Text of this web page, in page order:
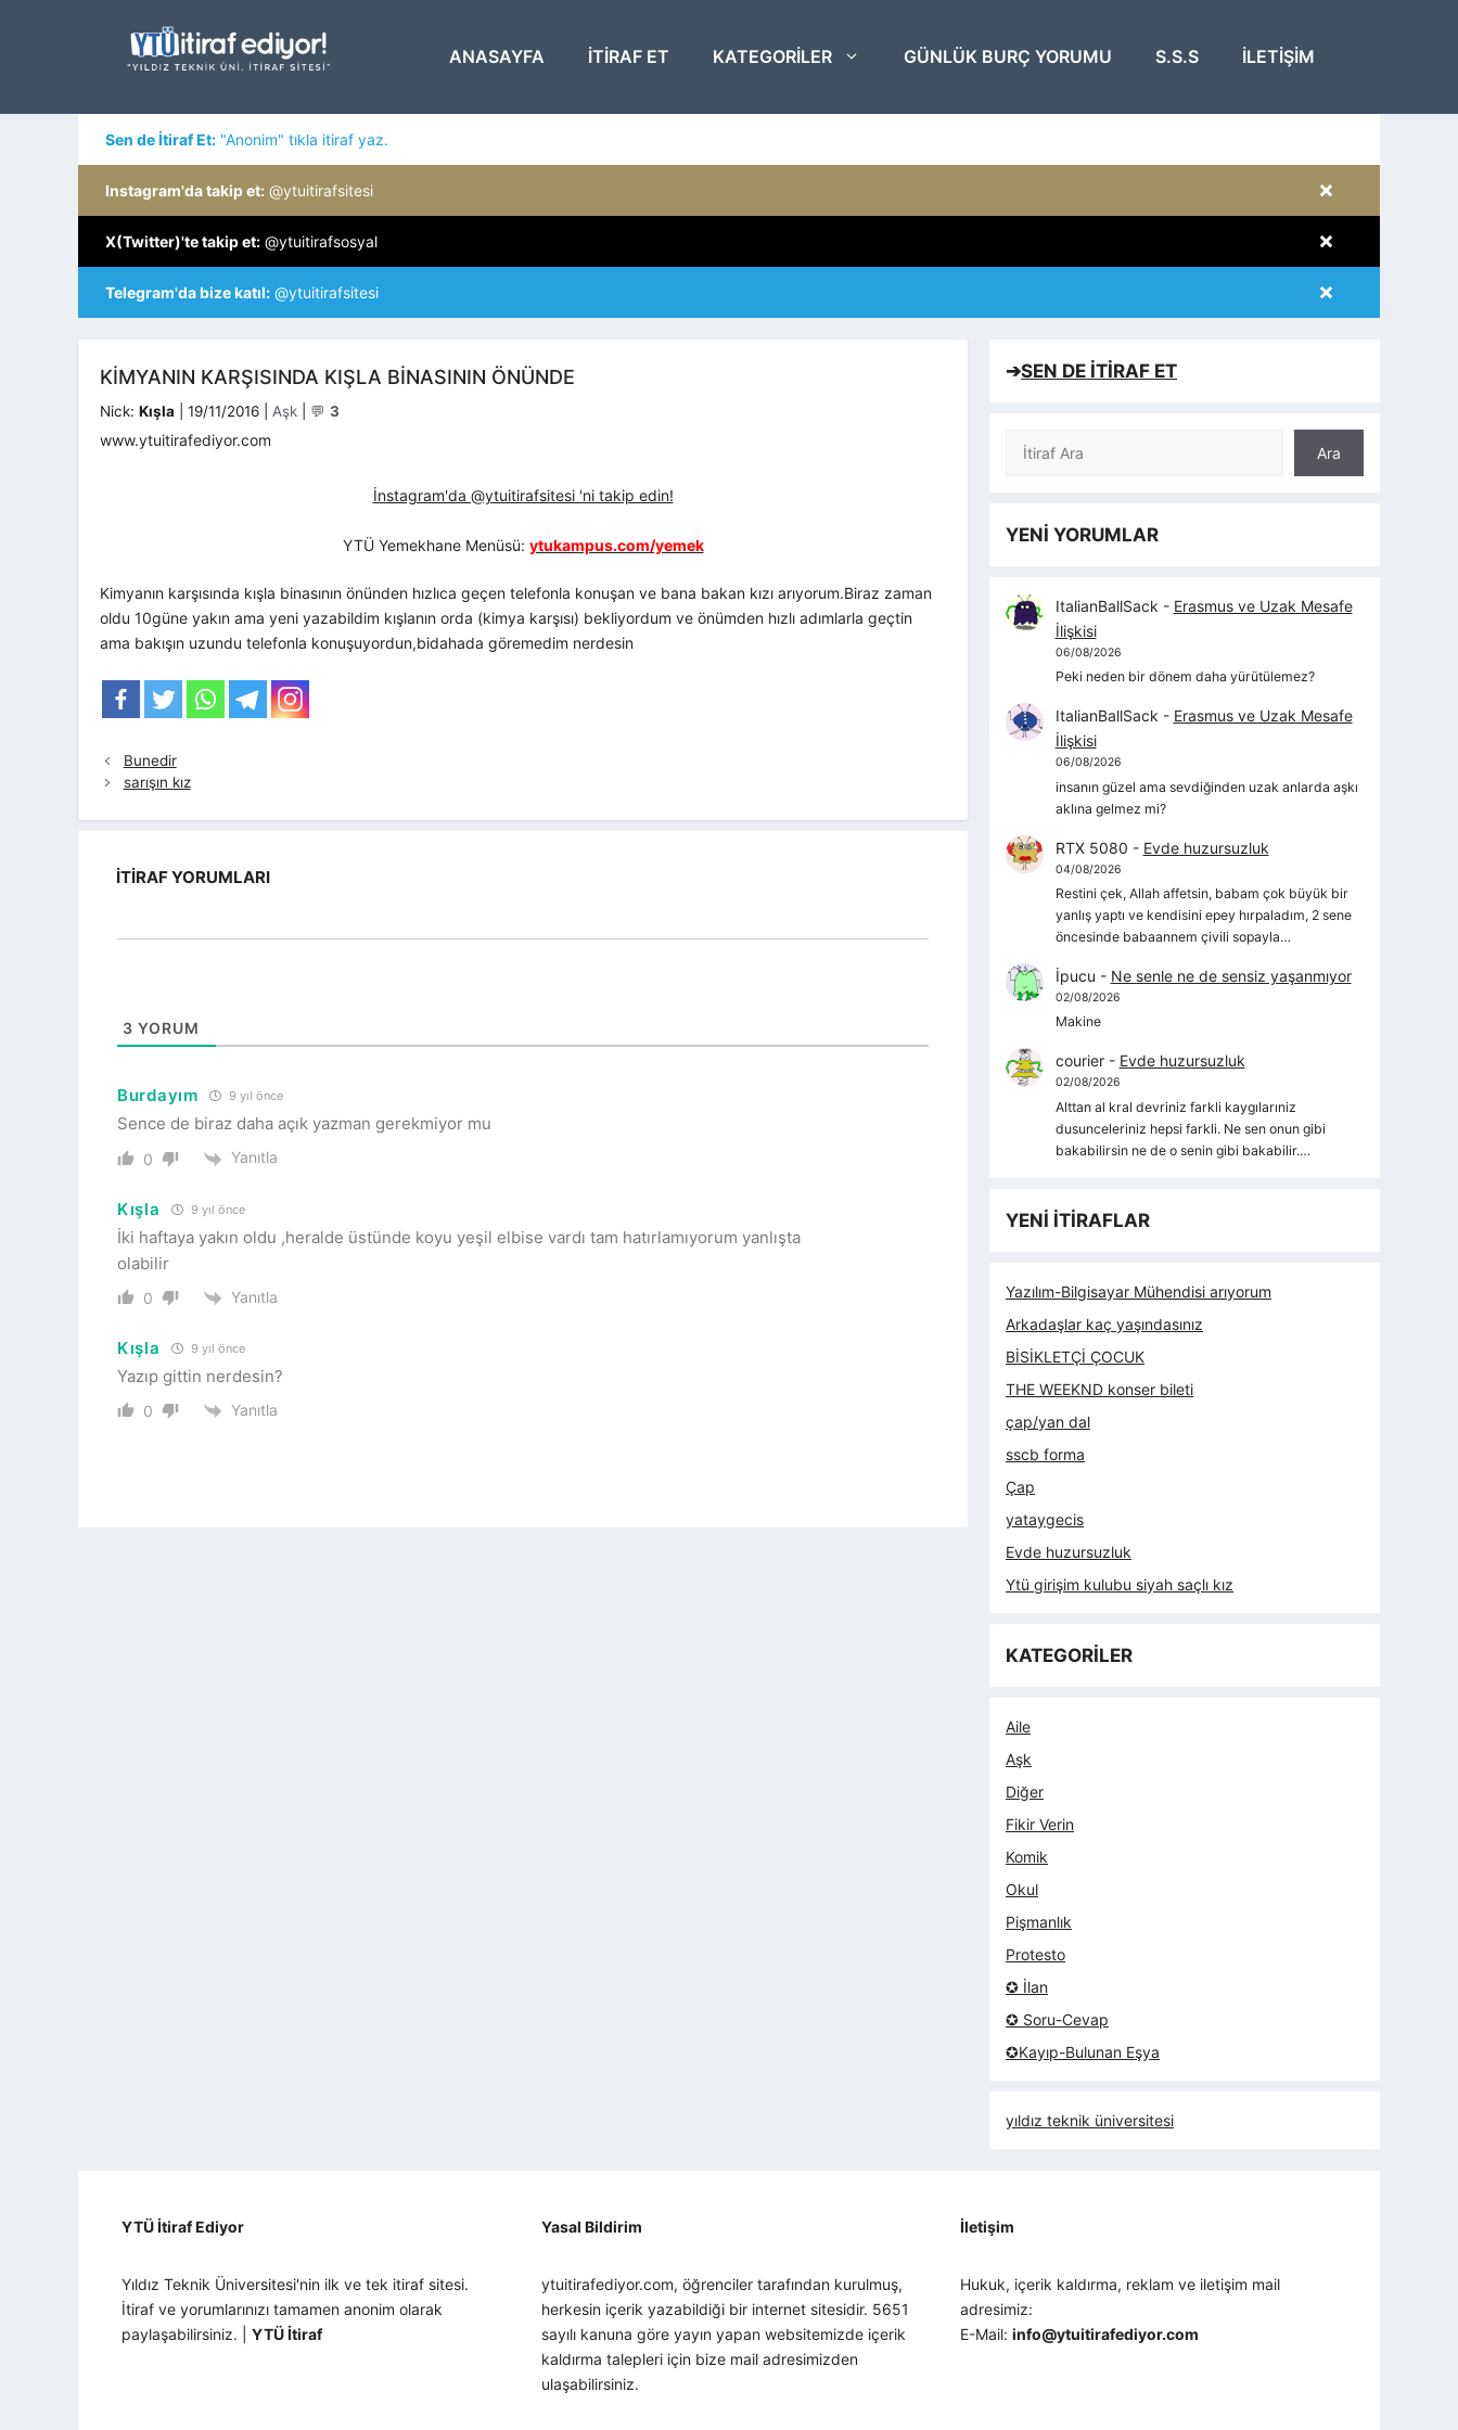
ANASAYFA ITIRAF ET KATEGORILER GÜNLÜK BURÇ YORUMU S.S.S İLETIŞIM
Sen de İtiraf Et: "Anonim" tıkla itiraf yaz.
×
Instagram'da takip et: @ytuitirafsitesi
×
X(Twitter)'te takip et: @ytuitirafsosyal
×
Telegram'da bize katıl: @ytuitirafsitesi
KIMYANIN KARŞISINDA KIŞLA BINASININ ÖNÜNDE
Nick: Kışla 19/11/2016 Kategoriler
Aşk 💬 3
www.ytuitirafediyor.com
İnstagram'da @ytuitirafsitesi 'ni takip edin!
YTÜ Yemekhane Menüsü: ytukampus.com/yemek
Kimyanın karşısında kışla binasının önünden hızlıca geçen telefonla konuşan ve bana bakan kızı arıyorum.Biraz zaman
oldu 10güne yakın ama yeni yazabildim kışlanın orda (kimya karşısı) bekliyordum ve önümden hızlı adımlarla geçtin
ama bakışın uzundu telefonla konuşuyordun,bidahada göremedim nerdesin
Bunedir
sarışın kız
İTIRAF YORUMLARI
3 YORUM
Burdayım 9 yıl önce
Sence de biraz daha açık yazman gerekmiyor mu
0 Yanıtla
Kışla 9 yıl önce
İki haftaya yakın oldu ,heralde üstünde koyu yeşil elbise vardı tam hatırlamıyorum yanlışta
olabilir
0 Yanıtla
Kışla 9 yıl önce
Yazıp gittin nerdesin?
0 Yanıtla
➔SEN DE İTİRAF ET
Ara
Ara
YENİ YORUMLAR
ItalianBallSack - Erasmus ve Uzak Mesafe
İlişkisi
06/08/2026
Peki neden bir dönem daha yürütülemez?
ItalianBallSack - Erasmus ve Uzak Mesafe
İlişkisi
06/08/2026
insanın güzel ama sevdiğinden uzak anlarda aşkı
aklına gelmez mi?
RTX 5080 - Evde huzursuzluk
04/08/2026
Restini çek, Allah affetsin, babam çok büyük bir
yanlış yaptı ve kendisini epey hırpaladım, 2 sene
öncesinde babaannem çivili sopayla…
İpucu - Ne senle ne de sensiz yaşanmıyor
02/08/2026
Makine
courier- Evde huzursuzluk
02/08/2026
Alttan al kral devriniz farkli kaygılarıniz
dusunceleriniz hepsi farkli. Ne sen onun gibi
bakabilirsin ne de o senin gibi bakabilir.…
YENİ İTİRAFLAR
Yazılım-Bilgisayar Mühendisi arıyorum
Arkadaşlar kaç yaşındasınız
BİSİKLETÇİ ÇOCUK
THE WEEKND konser bileti
çap/yan dal
sscb forma
Çap
yataygecis
Evde huzursuzluk
Ytü girişim kulubu siyah saçlı kız
KATEGORİLER
Aile
Aşk
Diğer
Fikir Verin
Komik
Okul
Pişmanlık
Protesto
✪ İlan
✪ Soru-Cevap
✪Kayıp-Bulunan Eşya
yıldız teknik üniversitesi
YTÜ İtiraf Ediyor
Yıldız Teknik Üniversitesi'nin ilk ve tek itiraf sitesi.
İtiraf ve yorumlarınızı tamamen anonim olarak
paylaşabilirsiniz. | YTÜ İtiraf
Yasal Bildirim
ytuitirafediyor.com, öğrenciler tarafından kurulmuş,
herkesin içerik yazabildiği bir internet sitesidir. 5651
sayılı kanuna göre yayın yapan websitemizde içerik
kaldırma talepleri için bize mail adresimizden
ulaşabilirsiniz.
İletişim
Hukuk, içerik kaldırma, reklam ve iletişim mail
adresimiz:
E-Mail:info@ytuitirafediyor.com